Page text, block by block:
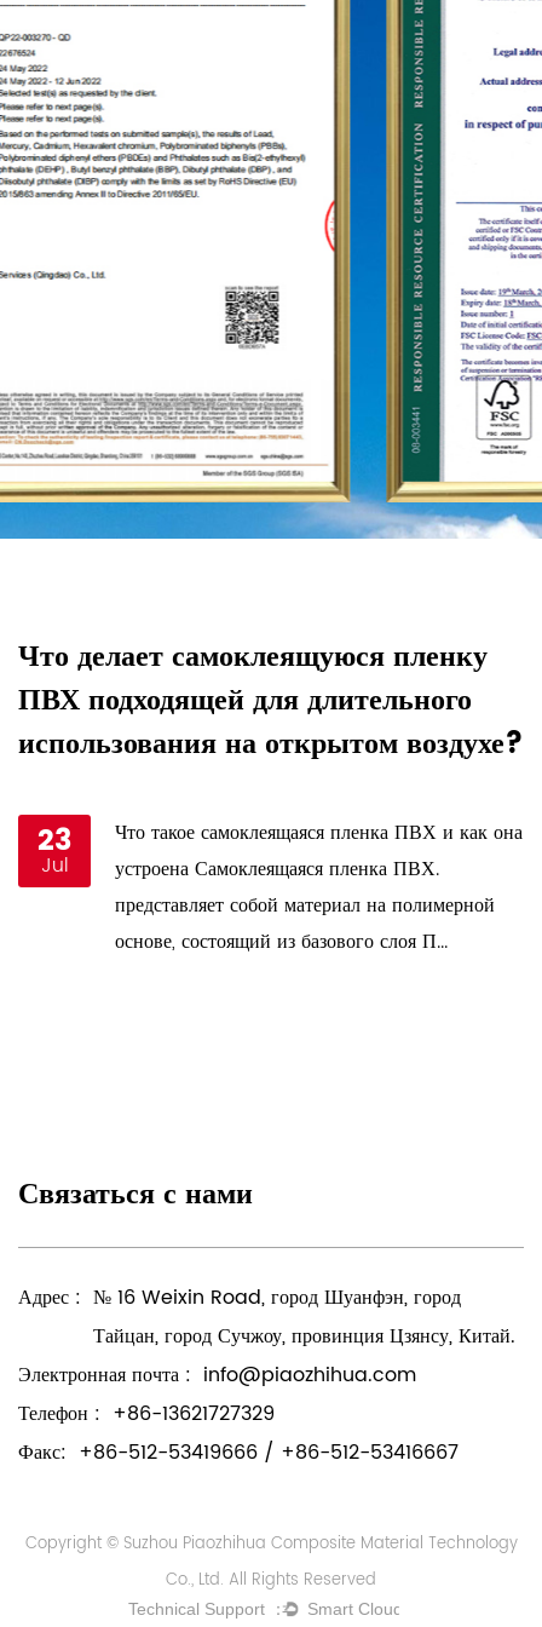
«PIAODEHUA» на международной арене мы создали
маркетинговую сеть в десятках стран и регионов, таких
как США, Германия, Япония, Южная Корея, Бразилия,
Мексика, Россия, Ближний Восток и т.д., охватывающую
Азию, Европу, Америку, Африку и другие регионы, и
стали долгосрочным стабильным поставщиком.
Что делает самоклеящуюся пленку
ПВХ подходящей для длительного
использования на открытом воздухе?
23
Jul
Что такое самоклеящаяся пленка ПВХ и как она
устроена Самоклеящаяся пленка ПВХ.
представляет собой материал на полимерной
основе, состоящий из базового слоя П...
Связаться с нами
Адрес : № 16 Weixin Road, город Шуанфэн, город
Тайцан, город Сучжоу, провинция Цзянсу, Китай.
Электронная почта : info@piaozhihua.com
Телефон : +86-13621727329
Факс: +86-512-53419666 / +86-512-53416667
Copyright © Suzhou Piaozhihua Composite Material Technology
Co., Ltd. All Rights Reserved